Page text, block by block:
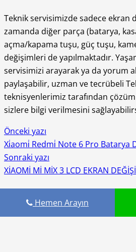
Teknik servisimizde sadece ekran
zamanda diğer parça (batarya,
açma/kapama tuşu, güç tuşu,
değişimleri de yapılmaktadır.
servisimizi arayarak ya da yorum
paylaşabilir, uzman ve tecrübeli
teknisyenlerimiz tarafından çözüm
sizlere bilgi verilmesini
Önceki yazı
Xi̇aomi̇ Redmi̇ Note 6 Pro Batarya
Sonraki yazı
XİAOMİ Mİ MİX 3 LCD EKRAN
Bir yanıt yazın
Hemen Arayın